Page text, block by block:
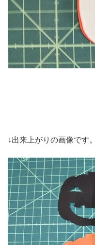
↓出来上がりの画像です